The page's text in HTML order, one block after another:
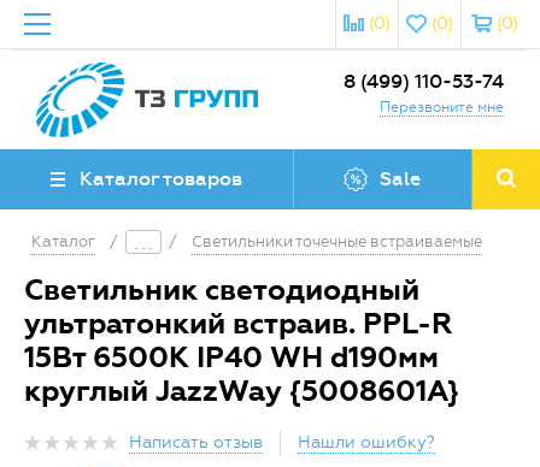
(0)
(0)
(0)
8 (499) 110-53-74
Перезвоните мне
Каталог товаров Sale
Каталог / / Светильники точечные встраиваемые
Светильник светодиодный
ультратонкий встраив. PPL-R
15Вт 6500К IP40 WH d190мм
круглый JazzWay {5008601A}
Написать отзыв
Нашли ошибку?